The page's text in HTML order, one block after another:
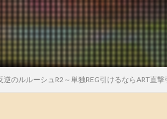
のルルーシュR2～単独REG引けるならART直撃